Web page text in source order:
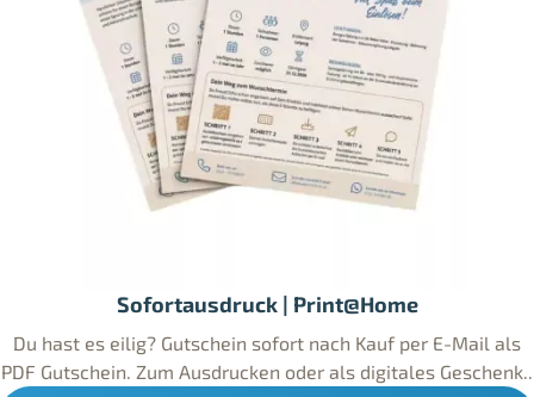
Sofortausdruck | Print@Home
Du hast es eilig? Gutschein sofort nach Kauf per E-Mail als
PDF Gutschein. Zum Ausdrucken oder als digitales Geschenk..